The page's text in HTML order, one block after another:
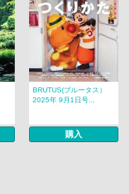
BRUTUS(ブルータス）
2025年 9月1日号...
購入